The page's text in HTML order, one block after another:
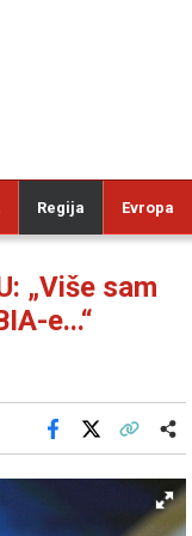
Regija Evropa
„Više sam
e...“
Facebook